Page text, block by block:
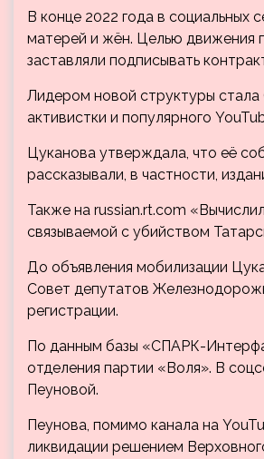
В конце 2022 года в социальных
матерей и жён. Целью движения
заставляли подписывать
Лидером новой структуры стала
активистки и популярного
Цуканова утверждала, что её
рассказывали, в частности,
Также на russian.rt.com
связываемой с убийством
До объявления мобилизации
Совет депутатов
регистрации.
По данным базы «СПАРК-
отделения партии «Воля». В
Пеуновой.
Пеунова, помимо канала на
ликвидации решением